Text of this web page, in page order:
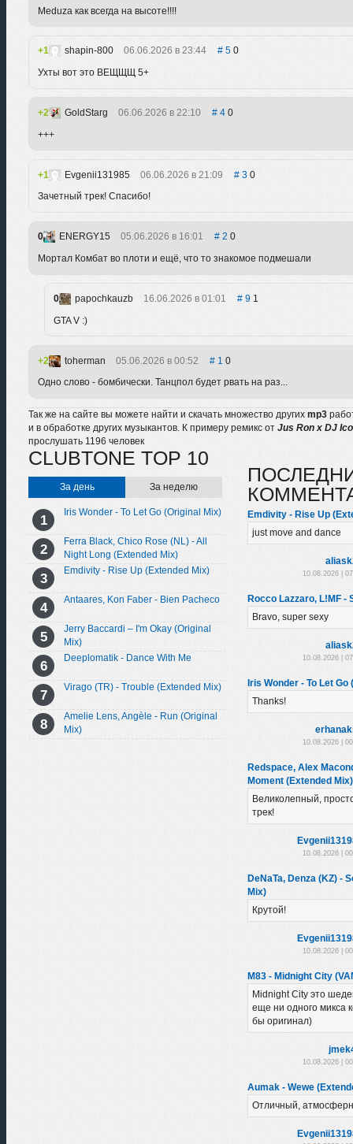
Meduza как всегда на высоте!!!!
1 shapin-800 06.06.2026 в 23:44 50
Ухты вот это ВЕЩЩЩ 5+
2 GoldStarg 06.06.2026 в 22:10 40
+++
1 Evgenii131985 06.06.2026 в 21:09 3 0
Зачетный трек! Спасибо!
0 ENERGY15 05.06.2026 в 16:01 2 0
Мортал Комбат во плоти и ещё, что то знакомое подмешали
0 papochkauzb 16.06.2026 в 01:01 91
GTA V :)
2 toherman 05.06.2026 в 00:52 1 0
Одно слово - бомбически. Танцпол будет рвать на раз...
Так же на сайте вы можете найти и скачать множество других mp3
и в обработке других музыкантов. К примеру ремикс от Jus Ron x DJ
прослушать 1196 человек
CLUBTONE TOP 10
За день За неделю
Iris Wonder - To Let Go (Original Mix)
Ferra Black, Chico Rose (NL) - All
Night Long (Extended Mix)
Emdivity - Rise Up (Extended Mix)
Antaares, Kon Faber - Bien Pacheco
Jerry Baccardi – I'm Okay (Original
Mix)
Deeplomatik - Dance With Me
Virago (TR) - Trouble (Extended Mix)
Amelie Lens, Angèle - Run (Original
Mix)
Emdivity - Rise Up
just move and dance
10.08.2026 |
Rocco Lazzaro, L!MF -
Bravo, super sexy
10.08.2026 |
Iris Wonder - To Let Go
Thanks!
10.08.2026 |
Redspace, Alex
Moment (Extended Mix)
Великолепный,
трек!
10.08.2026 |
DeNaTa, Denza (KZ) -
Mix)
Крутой!
10.08.2026 |
M83 - Midnight City
Midnight City это
еще ни одного микса
бы оригинал)
10.08.2026 |
Aumak - Wewe
Отличный,